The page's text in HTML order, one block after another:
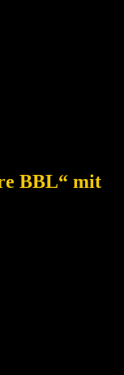
BBL“ mit